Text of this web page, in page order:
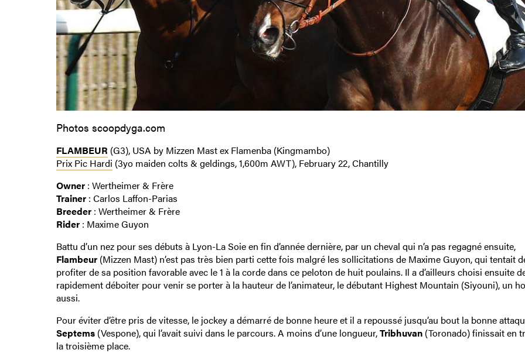
Photos scoopdyga.com
FLAMBEUR (G3), USA by Mizzen Mast ex Flamenba (Kingmambo)
Prix Pic Hardi (3yo maiden colts & geldings, 1,600m AWT), February 22, Chantilly
Owner: Wertheimer & Frère
Trainer: Carlos Laffon-Parias
Breeder: Wertheimer & Frère
Rider: Maxime Guyon
Battu d’un nez pour ses débuts à Lyon-La Soie en fin d’année dernière, par un cheval qui n’a pas regagné ensuite,
Flambeur(Mizzen Mast) n’est pas très bien parti cette fois malgré les sollicitations de Maxime Guyon, qui tentait
profiter de sa position favorable avec le 1 à la corde dans ce peloton de huit poulains. Il a d’ailleurs choisi ensuite
rapidement déboiter pour venir se porter à la hauteur de l’animateur, le débutant Highest Mountain (Siyouni), un
aussi.
Pour éviter d’être pris de vitesse, le jockey a démarré de bonne heure et il a repoussé jusqu’au bout la bonne
Septems(Vespone), qui l’avait suivi dans le parcours. A moins d’une longueur,Tribhuvan(Toronado) finissait en
la troisième place.